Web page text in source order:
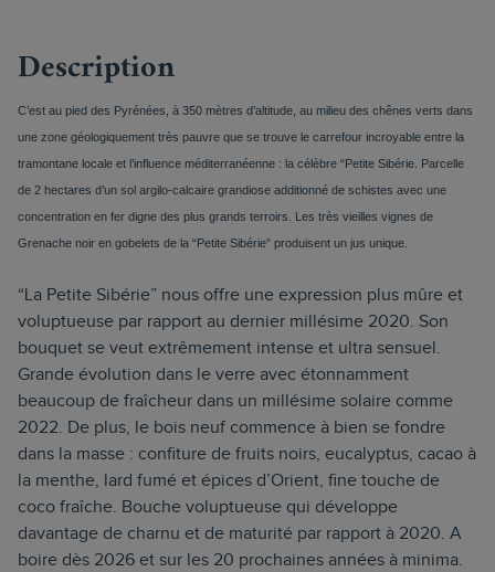
Description
C’est au pied des Pyrénées, à 350 mètres d’altitude, au milieu des chênes verts dans
une zone géologiquement très pauvre que se trouve le carrefour incroyable entre la
tramontane locale et l’influence méditerranéenne : la célèbre “Petite Sibérie. Parcelle
de 2 hectares d’un sol argilo-calcaire grandiose additionné de schistes avec une
concentration en fer digne des plus grands terroirs. Les très vieilles vignes de
Grenache noir en gobelets de la “Petite Sibérie” produisent un jus unique.
“La Petite Sibérie” nous offre une expression plus mûre et
voluptueuse par rapport au dernier millésime 2020. Son
bouquet se veut extrêmement intense et ultra sensuel.
Grande évolution dans le verre avec étonnamment
beaucoup de fraîcheur dans un millésime solaire comme
2022. De plus, le bois neuf commence à bien se fondre
dans la masse : confiture de fruits noirs, eucalyptus, cacao à
la menthe, lard fumé et épices d’Orient, fine touche de
coco fraîche. Bouche voluptueuse qui développe
davantage de charnu et de maturité par rapport à 2020. A
boire dès 2026 et sur les 20 prochaines années à minima.